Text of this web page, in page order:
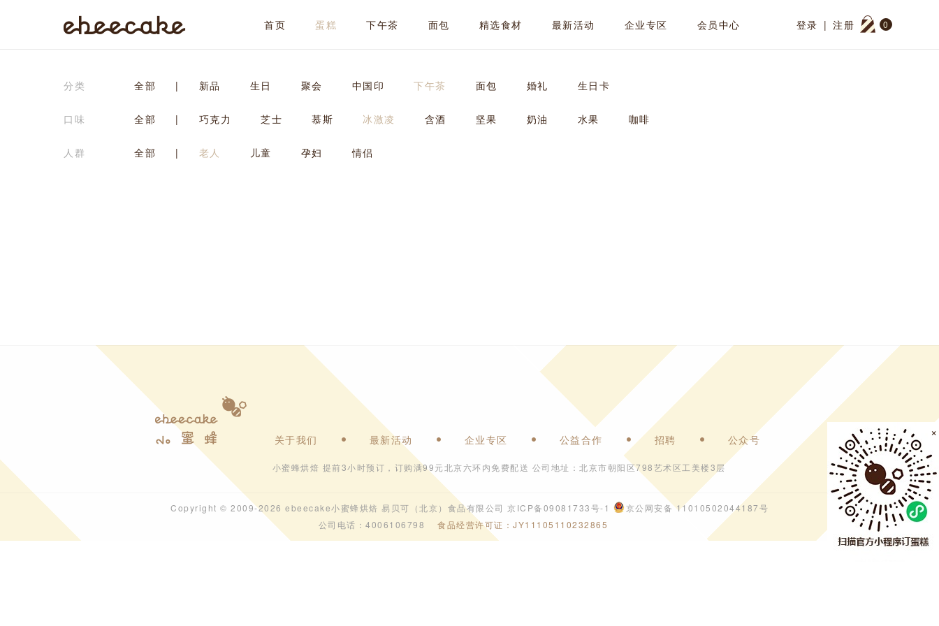
首页 蛋糕 下午茶 面包 精选食材 最新活动 企业专区 会员中心 0
登录 | 注册
分类 全部 | 新品 生日 聚会 中国印 下午茶 面包 婚礼 生日卡
口味 全部 | 巧克力 芝士 慕斯 冰激凌 含酒 坚果 奶油 水果 咖啡
人群 全部 | 老人 儿童 孕妇 情侣
关于我们 最新活动 企业专区 公益合作 招聘 公众号
小蜜蜂烘焙 提前3小时预订，订购满99元北京六环内免费配送 公司地址：北京市朝阳区798艺术区工美楼3层
Copyright © 2009-2026 ebeecake小蜜蜂烘焙 易贝可（北京）食品有限公司 京ICP备09081733号-1
京公网安备 11010502044187号
公司电话：4006106798食品经营许可证：JY11105110232865
×